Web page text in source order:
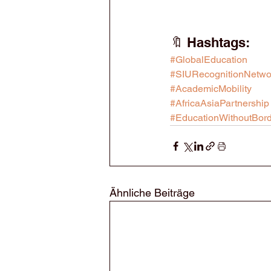
🔖 Hashtags:
#GlobalEducation
#AcademicMobility
#AfricaAsiaPartnership
Ähnliche Beiträge